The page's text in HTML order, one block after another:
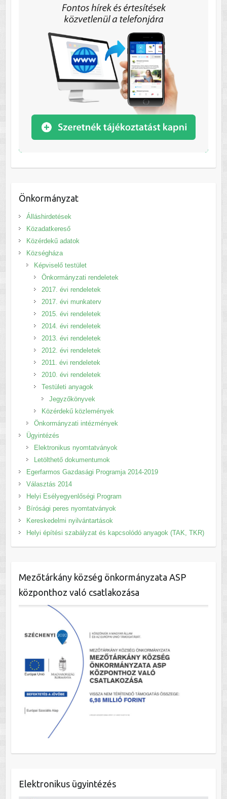
Önkormányzat
Álláshirdetések
Közadatkereső
Közérdekű adatok
Községháza
Képviselő testület
Önkormányzati rendeletek
2017. évi rendeletek
2017. évi munkaterv
2015. évi rendeletek
2014. évi rendeletek
2013. évi rendeletek
2012. évi rendeletek
2011. évi rendeletek
2010. évi rendeletek
Testületi anyagok
Jegyzőkönyvek
Közérdekű közlemények
Önkormányzati intézmények
Ügyintézés
Elektronikus nyomtatványok
Letölthető dokumentumok
Egerfarmos Gazdasági Programja 2014-2019
Választás 2014
Helyi Esélyegyenlőségi Program
Bírósági peres nyomtatványok
Kereskedelmi nyilvántartások
Helyi építési szabályzat és kapcsolódó anyagok (TAK, TKR)
Mezőtárkány község önkormányzata ASP
központhoz való csatlakozása
Elektronikus ügyintézés